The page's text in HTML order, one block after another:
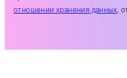
отношении хранения данных,